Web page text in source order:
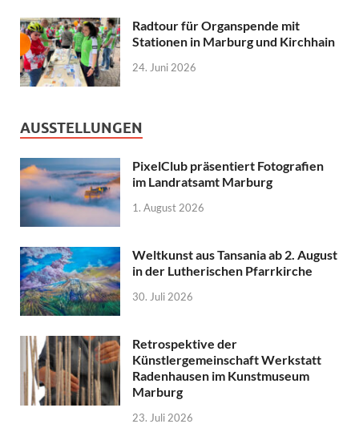
Radtour für Organspende mit
Stationen in Marburg und Kirchhain
24. Juni 2026
AUSSTELLUNGEN
PixelClub präsentiert Fotografien
im Landratsamt Marburg
1. August 2026
Weltkunst aus Tansania ab 2. August
in der Lutherischen Pfarrkirche
30. Juli 2026
Retrospektive der
Künstlergemeinschaft Werkstatt
Radenhausen im Kunstmuseum
Marburg
23. Juli 2026